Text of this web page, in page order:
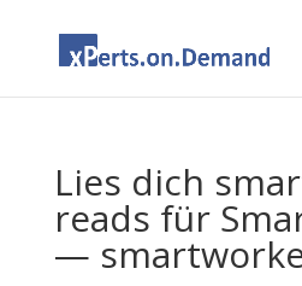
Lies dich
reads für
—